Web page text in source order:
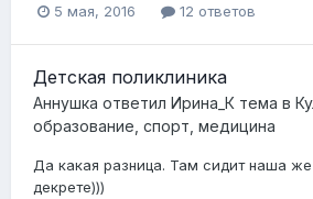
5 мая, 2016 12 ответов
Детская поликлиника
Аннушка ответил Ирина_К тема в
образование, спорт, медицина
Да какая разница. Там сидит наша же
декрете)))